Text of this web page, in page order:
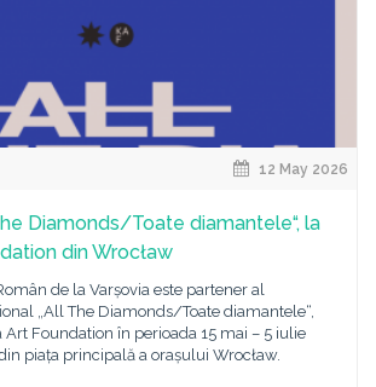
12 May 2026
Diamonds/Toate diamantele“, la
din Wrocław
de la Varșovia este partener al
„All The Diamonds/Toate diamantele“,
Foundation în perioada 15 mai – 5 iulie
piața principală a orașului Wrocław.